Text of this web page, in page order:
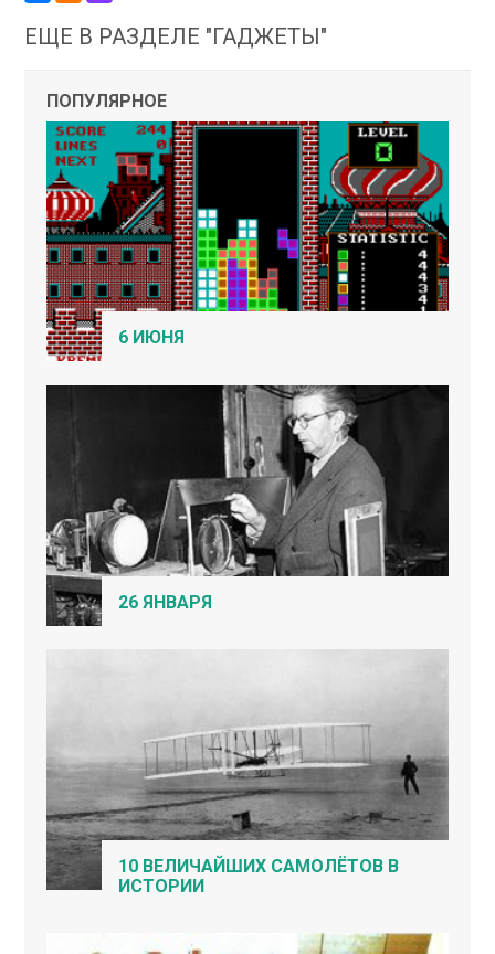
ЕЩЕ В РАЗДЕЛЕ "ГАДЖЕТЫ"
ПОПУЛЯРНОЕ
6 ИЮНЯ
26 ЯНВАРЯ
10 ВЕЛИЧАЙШИХ САМОЛЁТОВ В
ИСТОРИИ